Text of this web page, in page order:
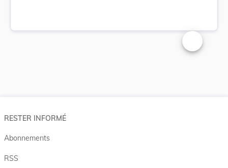
Changer la
RESTER INFORMÉ
Abonnements
RSS